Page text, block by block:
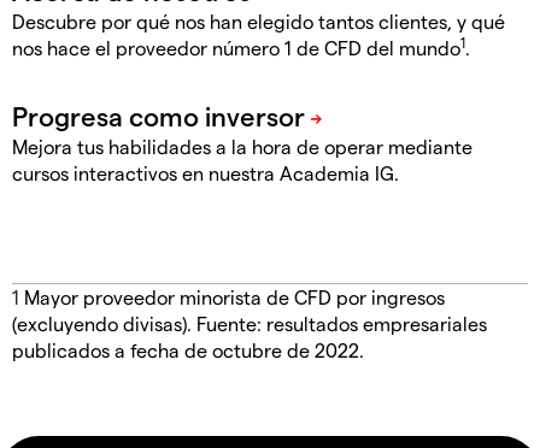
Descubre por qué nos han elegido tantos clientes, y qué
nos hace el proveedor número 1 de CFD del mundo1.
Mejora tus habilidades a la hora de operar mediante
cursos interactivos en nuestra Academia IG.
1 Mayor proveedor minorista de CFD por ingresos
(excluyendo divisas). Fuente: resultados empresariales
publicados a fecha de octubre de 2022.